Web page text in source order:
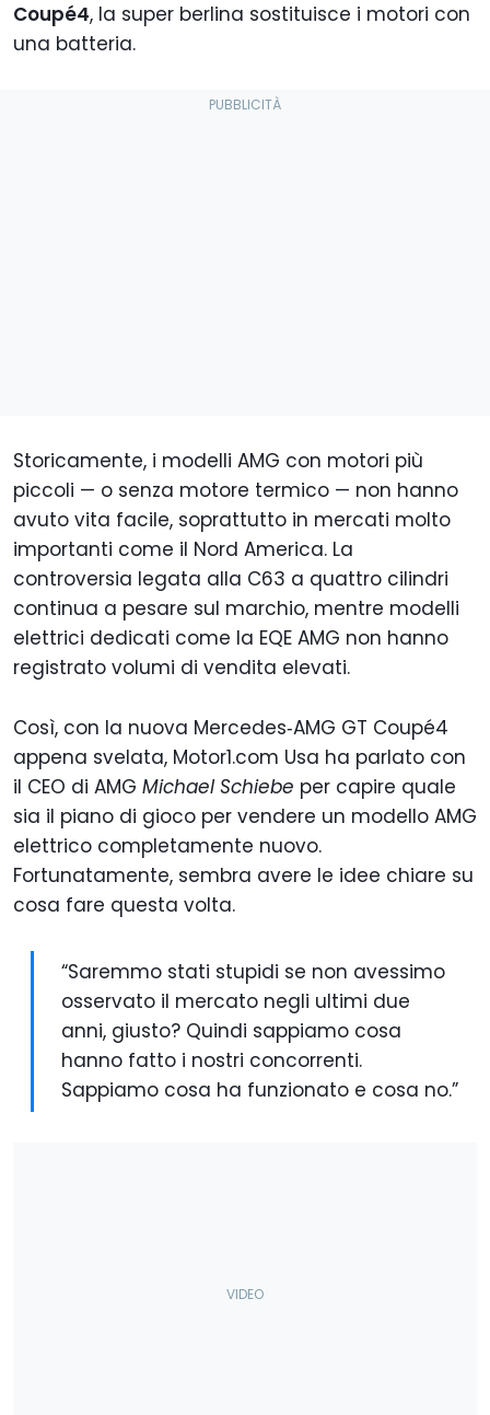
Coupé4, la super berlina sostituisce i motori con
una batteria.
Storicamente, i modelli AMG con motori più
piccoli — o senza motore termico — non hanno
avuto vita facile, soprattutto in mercati molto
importanti come il Nord America. La
controversia legata alla C63 a quattro cilindri
continua a pesare sul marchio, mentre modelli
elettrici dedicati come la EQE AMG non hanno
registrato volumi di vendita elevati.
Così, con la nuova Mercedes‑AMG GT Coupé4
appena svelata, Motor1.com Usa ha parlato con
il CEO di AMG Michael Schiebe per capire quale
sia il piano di gioco per vendere un modello AMG
elettrico completamente nuovo.
Fortunatamente, sembra avere le idee chiare su
cosa fare questa volta.
“Saremmo stati stupidi se non avessimo
osservato il mercato negli ultimi due
anni, giusto? Quindi sappiamo cosa
hanno fatto i nostri concorrenti.
Sappiamo cosa ha funzionato e cosa no.”